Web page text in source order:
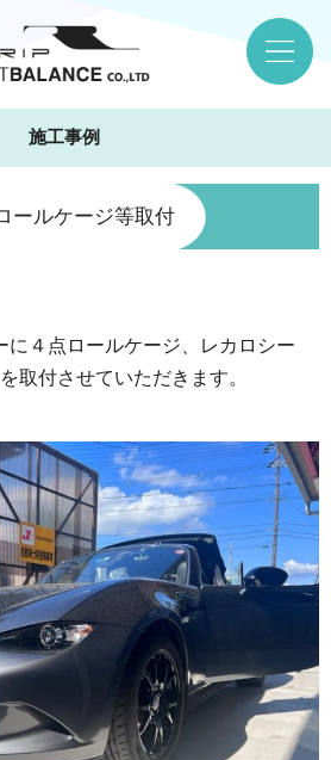
施工事例
ルケージ等取付
に４点ロールケージ、レカロシー
取付させていただきます。